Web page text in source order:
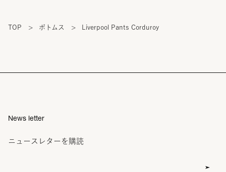
TOP > ボトムス > Liverpool Pants Corduroy
News letter
ニュースレターを購読